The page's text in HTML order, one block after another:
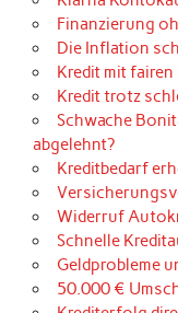
Finanzierung
Die Inflation
Kredit mit
Kredit trotz
Schwache
abgelehnt?
Kreditbedarf
Widerruf
Schnelle
Geldprobleme
50.000 €